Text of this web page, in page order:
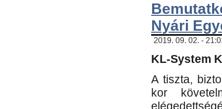
Nyári
2019. 09. 02. -
KL-System
A tiszta,
kor